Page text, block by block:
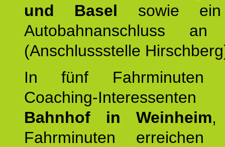
und Basel sowie ein
Autobahnanschluss
(Anschlussstelle
In fünf Fahrminuten
Coaching-
Bahnhof in Weinheim,
Fahrminuten